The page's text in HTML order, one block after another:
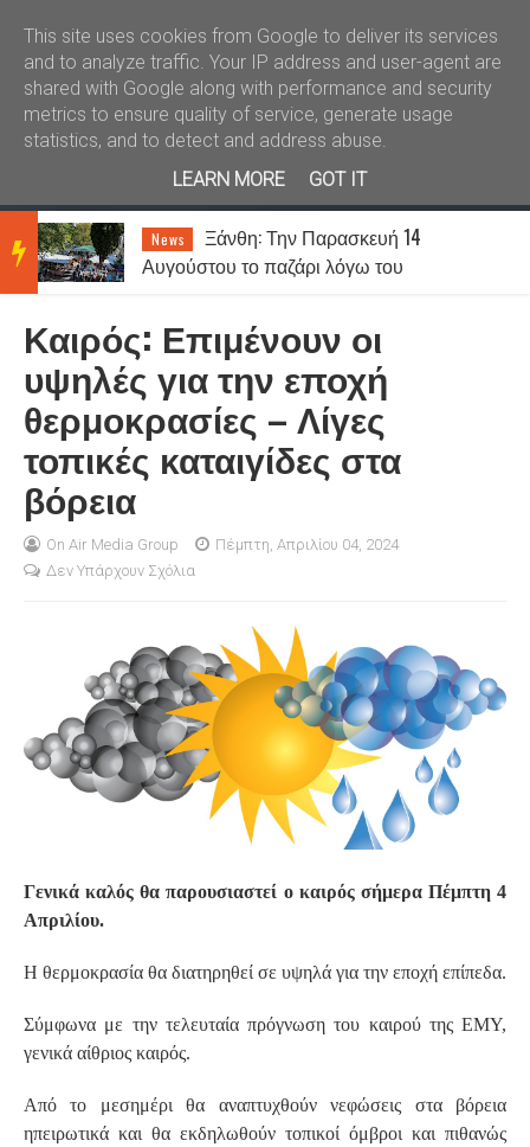
Καλώς ήλθατε Kral News
BRE
AKIN
NEW
News
Ξάνθη: Την Παρασκευή 14
Αυγούστου το παζάρι λόγω του
Καιρός: Επιμένουν οι
υψηλές για την εποχή
θερμοκρασίες – Λίγες
τοπικές καταιγίδες στα
βόρεια
On Air Media Group
Πέμπτη, Απριλίου 04, 2024
Δεν Υπάρχουν Σχόλια
Γενικά καλός θα παρουσιαστεί ο καιρός σήμερα Πέμπτη 4
Απριλίου.
Η θερμοκρασία θα διατηρηθεί σε υψηλά για την εποχή επίπεδα.
Σύμφωνα με την τελευταία πρόγνωση του καιρού της ΕΜΥ,
γενικά αίθριος καιρός.
Από το μεσημέρι θα αναπτυχθούν νεφώσεις στα βόρεια
ηπειρωτικά και θα εκδηλωθούν τοπικοί όμβροι και πιθανώς
This site uses cookies from Google to deliver its services
and to analyze traffic. Your IP address and user-agent are
shared with Google along with performance and security
metrics to ensure quality of service, generate usage
statistics, and to detect and address abuse.
LEARN MORE
GOT IT